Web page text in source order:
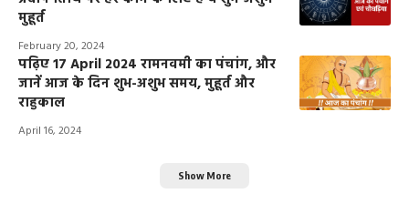
मुहूर्त
February 20, 2024
पढ़िए 17 April 2024 रामनवमी का पंचांग, और
जानें आज के दिन शुभ-अशुभ समय, मुहूर्त और
राहुकाल
April 16, 2024
Show More